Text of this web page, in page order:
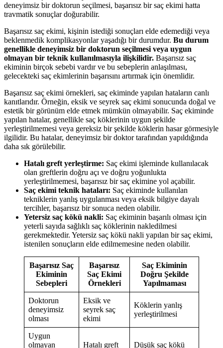
deneyimsiz bir doktorun seçilmesi, başarısız bir saç ekimi hatta
travmatik sonuçlar doğurabilir.
Başarısız saç ekimi, kişinin istediği sonuçları elde edemediği veya
beklenmedik komplikasyonlar yaşadığı bir durumdur. Bu durum
genellikle deneyimsiz bir doktorun seçilmesi veya uygun
olmayan bir teknik kullanılmasıyla ilişkilidir. Başarısız saç
ekiminin birçok sebebi vardır ve bu sebeplerin anlaşılması,
gelecekteki saç ekimlerinin başarısını artırmak için önemlidir.
Başarısız saç ekimi örnekleri, saç ekiminde yapılan hataların canlı
kanıtlarıdır. Örneğin, eksik ve seyrek saç ekimi sonucunda doğal ve
estetik bir görünüm elde etmek mümkün olmayabilir. Saç ekiminde
yapılan hatalar, genellikle saç köklerinin uygun şekilde
yerleştirilmemesi veya gereksiz bir şekilde köklerin hasar görmesiyle
ilgilidir. Bu hatalar, deneyimsiz bir doktor tarafından yapıldığında
daha sık görülebilir.
Hatalı greft yerleştirme: Saç ekimi işleminde kullanılacak
olan greftlerin doğru açı ve doğru yoğunlukta
yerleştirilmemesi, başarısız bir saç ekimine yol açabilir.
Saç ekimi teknik hataları: Saç ekiminde kullanılan
tekniklerin yanlış uygulanması veya eksik bilgiye dayalı
tercihler, başarısız bir sonuca neden olabilir.
Yetersiz saç kökü nakli: Saç ekiminin başarılı olması için
yeterli sayıda sağlıklı saç köklerinin nakledilmesi
gerekmektedir. Yetersiz saç kökü nakli yapılan bir saç ekimi,
istenilen sonuçların elde edilmemesine neden olabilir.
Başarısız Saç
Ekiminin
Sebepleri
Başarısız
Saç Ekimi
Örnekleri
Saç Ekiminin
Doğru Şekilde
Yapılmaması
Doktorun
deneyimsiz
olması
Eksik ve
seyrek saç
ekimi
Köklerin yanlış
yerleştirilmesi
Uygun
olmayan
Hatalı greft
Düşük saç kökü